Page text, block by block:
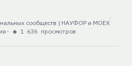
сообществ | НАУФОР и MOEX
· ◉ 1 636 просмотров